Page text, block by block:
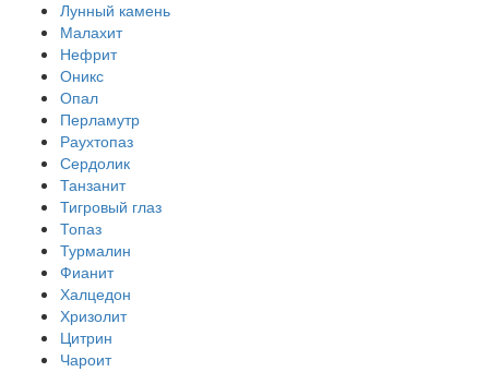
Лунный камень
Малахит
Нефрит
Оникс
Опал
Перламутр
Раухтопаз
Сердолик
Танзанит
Тигровый глаз
Топаз
Турмалин
Фианит
Халцедон
Хризолит
Цитрин
Чароит